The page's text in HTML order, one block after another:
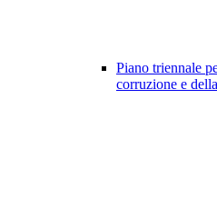
Piano triennale
corruzione e